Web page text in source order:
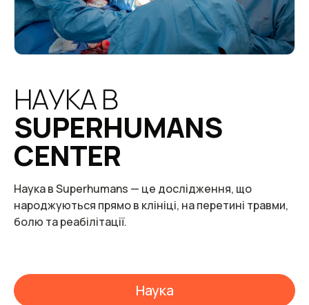
НАУКА В
SUPERHUMANS
CENTER
Наука в Superhumans — це дослідження, що
народжуються прямо в клініці, на перетині травми,
болю та реабілітації.
Наука